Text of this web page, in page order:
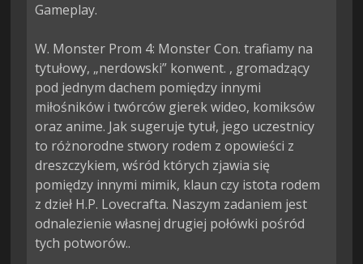
Gameplay.
W. Monster Prom 4: Monster Con. trafiamy na
tytułowy, „nerdowski” konwent. , gromadzący
pod jednym dachem pomiędzy innymi
miłośników i twórców gierek wideo, komiksów
oraz anime. Jak sugeruje tytuł, jego uczestnicy
to różnorodne stwory rodem z opowieści z
dreszczykiem, wśród których zjawia się
pomiędzy innymi mimik, klaun czy istota rodem
z dzieł H.P. Lovecrafta. Naszym zadaniem jest
odnalezienie własnej drugiej połówki pośród
tych potworów..